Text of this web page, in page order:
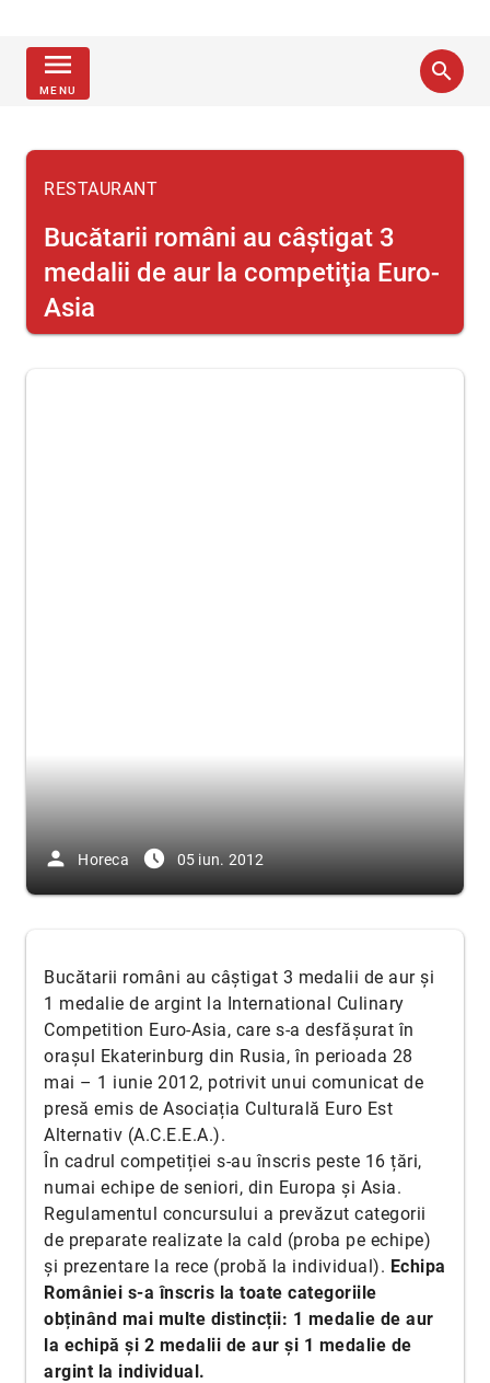
menu
MENU
search
RESTAURANT
Bucătarii români au câştigat 3
medalii de aur la competiţia Euro-
Asia
person Horeca access_time_filled 05 iun. 2012
Bucătarii români au câștigat 3 medalii de aur și
1 medalie de argint la International Culinary
Competition Euro-Asia, care s-a desfășurat în
orașul Ekaterinburg din Rusia, în perioada 28
mai – 1 iunie 2012, potrivit unui comunicat de
presă emis de Asociația Culturală Euro Est
Alternativ (A.C.E.E.A.).
În cadrul competiției s-au înscris peste 16 țări,
numai echipe de seniori, din Europa și Asia.
Regulamentul concursului a prevăzut categorii
de preparate realizate la cald (proba pe echipe)
și prezentare la rece (probă la individual). Echipa
României s-a înscris la toate categoriile
obținând mai multe distincții: 1 medalie de aur
la echipă și 2 medalii de aur și 1 medalie de
argint la individual.